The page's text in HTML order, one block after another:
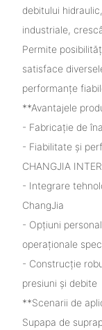
debitului
industriale,
Permite
satisface
performanțe
**Avantajele
- Fabricație de
- Fiabilitate și
CHANGJIA
- Integrare
ChangJia
- Opțiuni
operaționale
- Construcție
presiuni și debite
**Scenarii de
Supapa de